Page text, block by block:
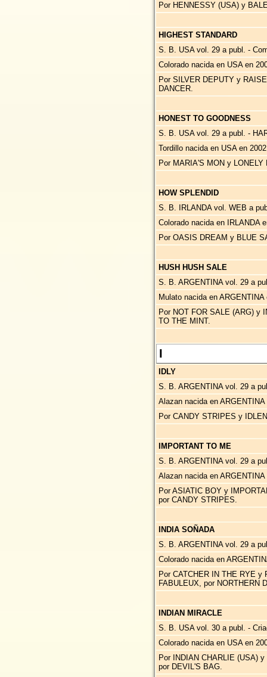
Por HENNESSY (USA) y
HIGHEST STANDARD
S. B. USA vol. 29 a publ. -
Colorado nacida en USA en
Por SILVER DEPUTY y
DANCER.
HONEST TO GOODNESS
S. B. USA vol. 29 a publ. -
Tordillo nacida en USA en
Por MARIA'S MON y
HOW SPLENDID
S. B. IRLANDA vol. WEB a
Colorado nacida en IRLANDA
Por OASIS DREAM y BLUE
HUSH HUSH SALE
S. B. ARGENTINA vol. 29 a
Mulato nacida en
Por NOT FOR SALE (ARG) y
TO THE MINT.
I
IDLY
S. B. ARGENTINA vol. 29 a
Alazan nacida en
Por CANDY STRIPES y
IMPORTANT TO ME
S. B. ARGENTINA vol. 29 a
Alazan nacida en
Por ASIATIC BOY y
por CANDY STRIPES.
INDIA SOÑADA
S. B. ARGENTINA vol. 29 a
Colorado nacida en
Por CATCHER IN THE RYE y
FABULEUX, por NORTHERN
INDIAN MIRACLE
S. B. USA vol. 30 a publ. -
Colorado nacida en USA en
Por INDIAN CHARLIE (USA)
por DEVIL'S BAG.